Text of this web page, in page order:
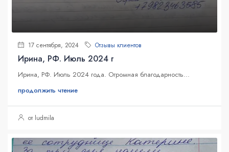
17 сентября, 2024 Отзывы клиентов
Ирина, РФ. Июль 2024 г
Ирина, РФ. Июль 2024 года. Огромная благодарность...
продолжить чтение
от ludmila